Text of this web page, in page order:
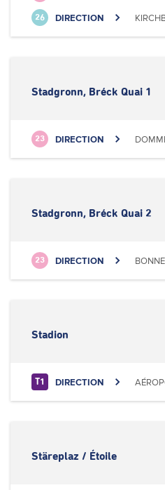
26 DIRECTION
Stadgronn, Bréck Quai 1
23 DIRECTION
Stadgronn, Bréck Quai 2
23 DIRECTION
Stadion
T1 DIRECTION
Stäreplaz / Étoile